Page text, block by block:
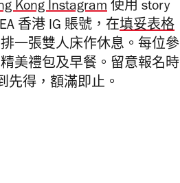
Kong Instagram 使用 story
香港 IG 賬號，在填妥表格
一張雙人床作休息。 每位參
美禮包及早餐。 留意報名時
得，額滿即止。